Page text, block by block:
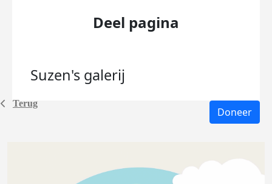
Terug
Deel pagina
Suzen's galerij
Doneer